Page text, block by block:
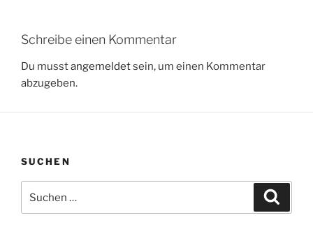
Schreibe einen Kommentar
Du musstangemeldetsein, um einen Kommentar
abzugeben.
SUCHEN
nach: